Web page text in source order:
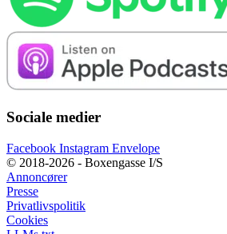
Sociale medier
Facebook Instagram Envelope
© 2018-2026 - Boxengasse I/S
Annoncører
Presse
Privatlivspolitik
Cookies